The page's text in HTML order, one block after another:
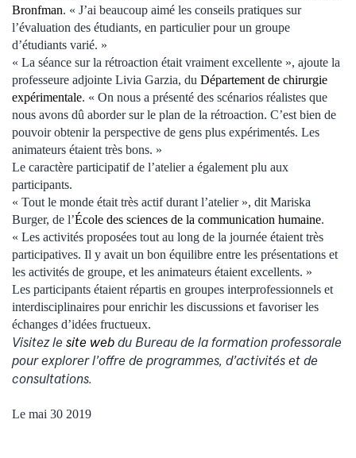
Bronfman. « J’ai beaucoup aimé les conseils pratiques sur
l’évaluation des étudiants, en particulier pour un groupe
d’étudiants varié. »
« La séance sur la rétroaction était vraiment excellente », ajoute la
professeure adjointe Livia Garzia, du Département de chirurgie
expérimentale. « On nous a présenté des scénarios réalistes que
nous avons dû aborder sur le plan de la rétroaction. C’est bien de
pouvoir obtenir la perspective de gens plus expérimentés. Les
animateurs étaient très bons. »
Le caractère participatif de l’atelier a également plu aux
participants.
« Tout le monde était très actif durant l’atelier », dit Mariska
Burger, de l’École des sciences de la communication humaine.
« Les activités proposées tout au long de la journée étaient très
participatives. Il y avait un bon équilibre entre les présentations et
les activités de groupe, et les animateurs étaient excellents. »
Les participants étaient répartis en groupes interprofessionnels et
interdisciplinaires pour enrichir les discussions et favoriser les
échanges d’idées fructueux.
Visitez le site web du Bureau de la formation professorale
pour explorer l’offre de programmes, d’activités et de
consultations.
Le mai 30 2019